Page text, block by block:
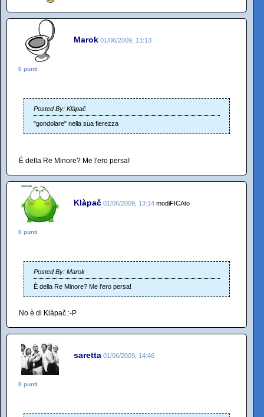
Marok 01/06/2009, 13:13
0 punti
Posted By: Klàpač
"gondolare" nella sua fierezza
È della Re Minore? Me l'ero persa!
Klàpač 01/06/2009, 13:14 modiFICAto
0 punti
Posted By: Marok
È della Re Minore? Me l'ero persa!
No è di Klàpač :-P
saretta 01/06/2009, 14:46
0 punti